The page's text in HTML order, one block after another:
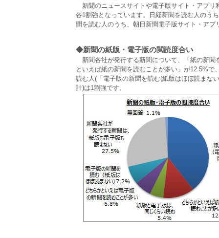
新聞のニュースサイトや電子版サイト・アプリ
各1割強となっています。日経新聞を読む人のう
聞を読む人のうち、朝日新聞電子版サイト・ア
◆新聞の紙版・電子版の閲読度合い
新聞各社が発行する新聞について、「紙の新聞
といえば紙の新聞を読むことが多い」が12.5%
読む人(「電子版の新聞を読む(紙版はほぼ読まな
計)は1割強です。